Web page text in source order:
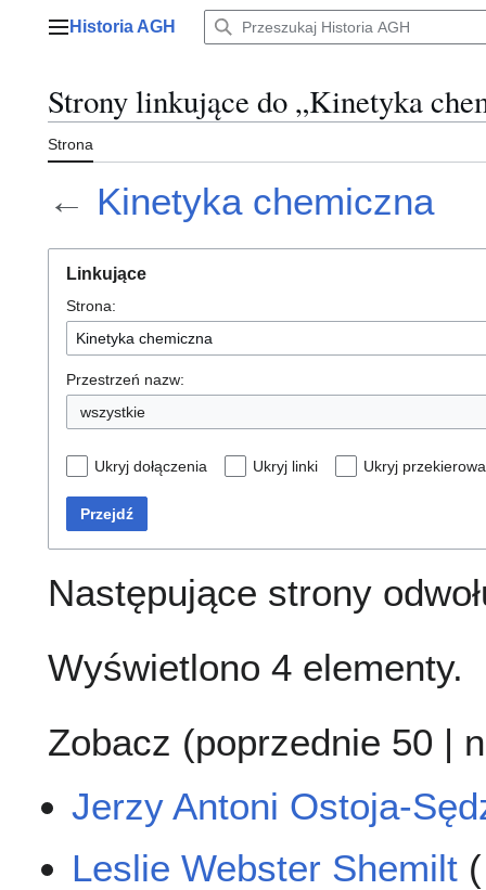
Menu główne
Historia AGH
Strony linkujące do „Kinetyka
Strona
← Kinetyka chemiczna
Linkujące
Strona:
Przestrzeń nazw:
wszystkie
Ukryj dołączenia Ukryj linki Ukryj
Przejdź
Następujące strony
Wyświetlono 4 elementy.
Zobacz (poprzednie 50 |
Jerzy Antoni Ostoja-
Leslie Webster Shemilt (